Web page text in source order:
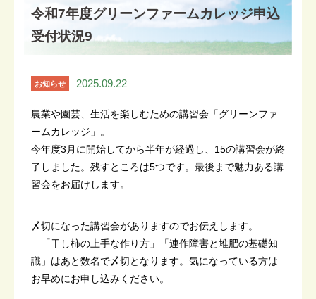
令和7年度グリーンファームカレッジ申込
受付状況9
お知らせ 2025.09.22
農業や園芸、生活を楽しむための講習会「グリーンファ
ームカレッジ」。
今年度3月に開始してから半年が経過し、15の講習会が終
了しました。残すところは5つです。最後まで魅力ある講
習会をお届けします。
〆切になった講習会がありますのでお伝えします。
「干し柿の上手な作り方」「連作障害と堆肥の基礎知
識」はあと数名で〆切となります。気になっている方は
お早めにお申し込みください。